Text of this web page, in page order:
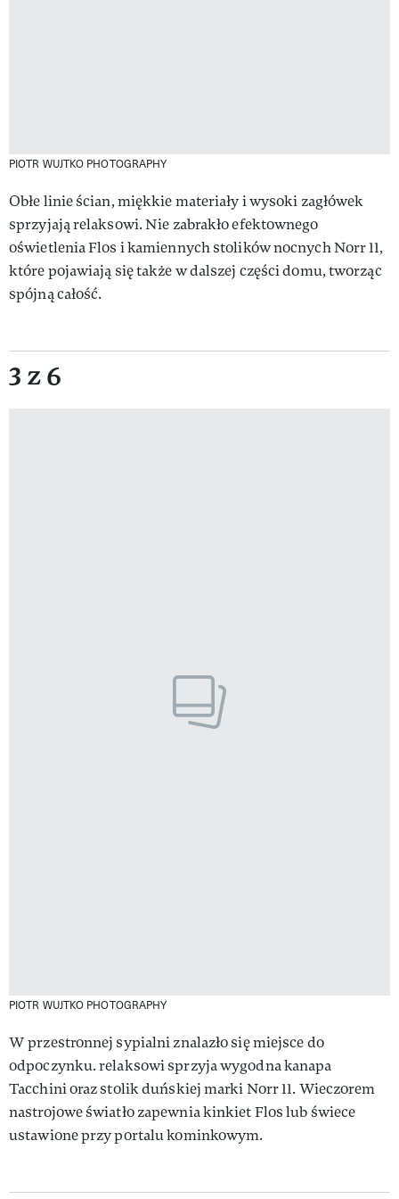
PIOTR WUJTKO PHOTOGRAPHY
Obłe linie ścian, miękkie materiały i wysoki zagłówek
sprzyjają relaksowi. Nie zabrakło efektownego
oświetlenia Flos i kamiennych stolików nocnych Norr 11,
które pojawiają się także w dalszej części domu, tworząc
spójną całość.
3 z 6
PIOTR WUJTKO PHOTOGRAPHY
W przestronnej sypialni znalazło się miejsce do
odpoczynku. relaksowi sprzyja wygodna kanapa
Tacchini oraz stolik duńskiej marki Norr 11. Wieczorem
nastrojowe światło zapewnia kinkiet Flos lub świece
ustawione przy portalu kominkowym.